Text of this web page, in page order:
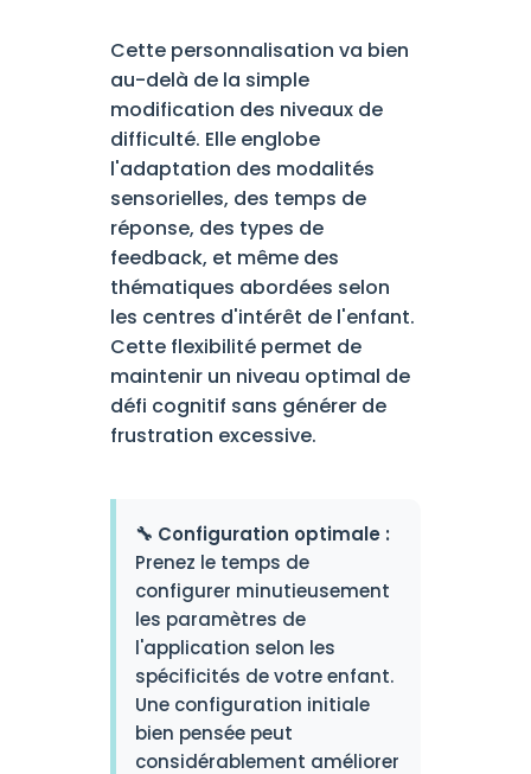
Cette personnalisation va bien
au-delà de la simple
modification des niveaux de
difficulté. Elle englobe
l'adaptation des modalités
sensorielles, des temps de
réponse, des types de
feedback, et même des
thématiques abordées selon
les centres d'intérêt de l'enfant.
Cette flexibilité permet de
maintenir un niveau optimal de
défi cognitif sans générer de
frustration excessive.
🔧 Configuration optimale :
Prenez le temps de
configurer minutieusement
les paramètres de
l'application selon les
spécificités de votre enfant.
Une configuration initiale
bien pensée peut
considérablement améliorer